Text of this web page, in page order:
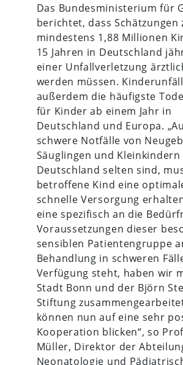
Das Bundesministerium für
berichtet, dass Schätzungen
mindestens 1,88 Millionen
15 Jahren in Deutschland
einer Unfallverletzung
werden müssen.
außerdem die häufigste
für Kinder ab einem Jahr in
Deutschland und Europa.
schwere Notfälle von
Säuglingen und
Deutschland selten sind,
betroffene Kind eine
schnelle Versorgung
eine spezifisch an die
Voraussetzungen dieser
sensiblen Patientengruppe
Behandlung in schweren
Verfügung steht, haben wir
Stadt Bonn und der Björn
Stiftung
können nun auf eine sehr
Kooperation blicken“, so
Müller, Direktor der
Neonatologie und